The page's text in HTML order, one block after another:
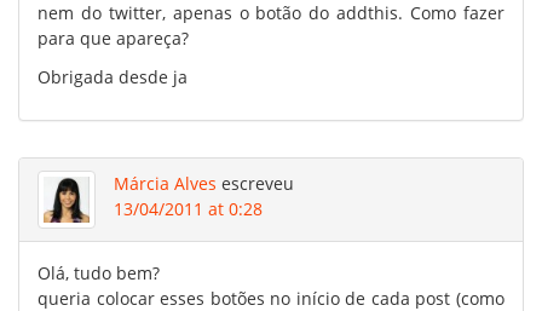
nem do twitter, apenas o botão do addthis. Como fazer
para que apareça?
Obrigada desde ja
Márcia Alves escreveu
13/04/2011 at 0:28
Olá, tudo bem?
queria colocar esses botões no início de cada post (como